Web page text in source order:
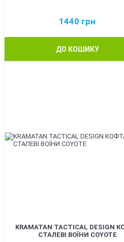
1440 грн
ДО КОШИКУ
KRAMATAN TACTICAL DESIGN
СТАЛЕВІ ВОЇНИ COYOTE